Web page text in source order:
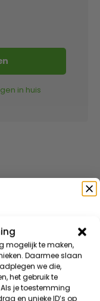
mogelijk te maken,
Daarmee slaan
we die,
het gebruik te
je toestemming
en unieke ID’s op
in huis
jou
ontvang direct
PRODUCTEN